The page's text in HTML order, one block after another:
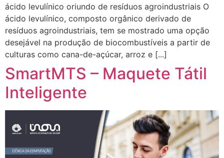
ácido levulínico oriundo de resíduos agroindustriais O
ácido levulínico, composto orgânico derivado de
resíduos agroindustriais, tem se mostrado uma opção
desejável na produção de biocombustíveis a partir de
culturas como cana-de-açúcar, arroz e [...]
SmartMTS – Maquete Tátil
Inteligente